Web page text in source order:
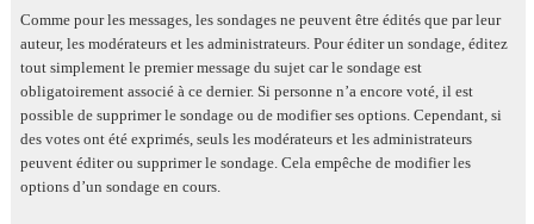
Comme pour les messages, les sondages ne peuvent être édités que par leur
auteur, les modérateurs et les administrateurs. Pour éditer un sondage, éditez
tout simplement le premier message du sujet car le sondage est
obligatoirement associé à ce dernier. Si personne n’a encore voté, il est
possible de supprimer le sondage ou de modifier ses options. Cependant, si
des votes ont été exprimés, seuls les modérateurs et les administrateurs
peuvent éditer ou supprimer le sondage. Cela empêche de modifier les
options d’un sondage en cours.